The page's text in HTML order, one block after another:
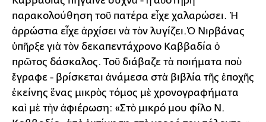
παρακολούθηση τοῦ πατέρα εἶχε χαλαρώσει. Ἡ
ἀρρώστια εἶχε ἀρχίσει νὰ τὸν λυγίζει.Ὁ Νιρβάνας
ὑπῆρξε γιὰ τὸν δεκαπεντάχρονο Καββαδία ὁ
πρῶτος δάσκαλος. Τοῦ διάβαζε τὰ ποιήματα ποὺ
ἔγραφε - βρίσκεται ἀνάμεσα στὰ βιβλία τῆς ἐποχῆς
ἐκείνης ἕνας μικρὸς τόμος μὲ χρονογραφήματα
καὶ μὲ τὴν ἀφιέρωση: «Στὸ μικρό μου φίλο Ν.